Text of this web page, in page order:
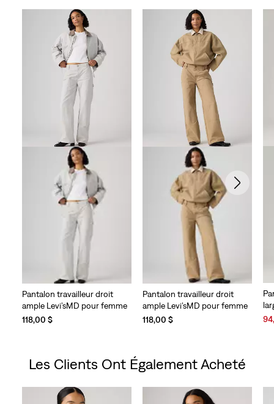
Pantalon travailleur droit
ample Levi’sMD pour femme
118,00 $
Pantalon travailleur droit
ample Levi’sMD pour femme
118,00 $
Les Clients Ont Également Acheté